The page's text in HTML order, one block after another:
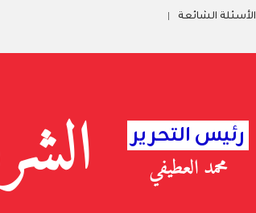
الأسئلة الشائعة
رئيس التحرير
محمد العطيفي